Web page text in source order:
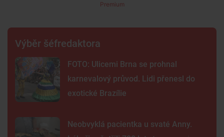
Premium
Výběr šéfredaktora
FOTO: Ulicemi Brna se prohnal
karnevalový průvod. Lidi přenesl do
exotické Brazílie
Neobvyklá pacientka u svaté Anny.